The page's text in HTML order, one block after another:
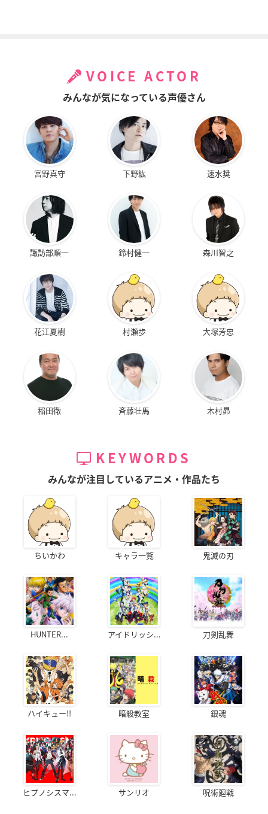
VOICE ACTOR
みんなが気になっている声優さん
宮野真守 下野紘 速水奨
諏訪部順一 鈴村健一 森川智之
花江夏樹 村瀬歩 大塚芳忠
稲田徹 斉藤壮馬 木村昴
KEYWORDS
みんなが注目しているアニメ・作品たち
ちいかわ キャラ一覧 鬼滅の刃
HUNTER... アイドリッシ... 刀剣乱舞
ハイキュー!! 暗殺教室 銀魂
ヒプノシスマ... サンリオ 呪術廻戦